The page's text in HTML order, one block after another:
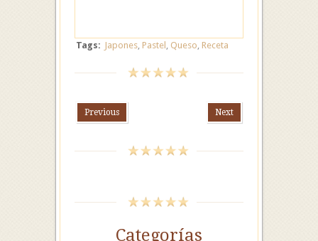
Tags: Japones Pastel Queso Receta
Previous Next
Categorías